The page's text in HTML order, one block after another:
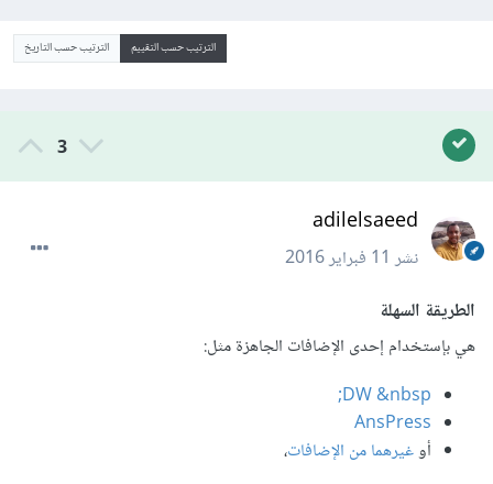
الترتيب حسب التقييم الترتيب حسب التاريخ
3
adilelsaeed
نشر11 فبراير 2016
الطريقة السهلة
هي بإستخدام إحدى الإضافات الجاهزة مثل:
DW &nbsp;
AnsPress
أوغيرهما من الإضافات،